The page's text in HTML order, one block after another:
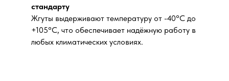
стандарту
Жгуты выдерживают температуру от -40°C до
+105°C, что обеспечивает надёжную работу в
любых климатических условиях.